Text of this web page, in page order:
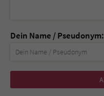
Dein Name / Pseudonym:
Nicht
ausfüllen!